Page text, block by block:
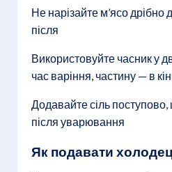
Не нарізайте м’ясо
після
Використовуйте часник у
час варіння, частину — в
Додавайте сіль
після уварювання
Як подавати